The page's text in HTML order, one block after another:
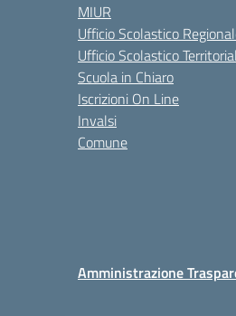
MIUR
Ufficio Scolastico
Ufficio Scolastico
Scuola in Chiaro
Iscrizioni On Line
Invalsi
Comune
Amministrazione